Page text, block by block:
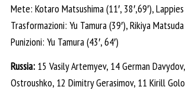
Mete: Kotaro Matsushima (11′, 38′,69′),
Trasformazioni: Yu Tamura (39′), Rikiya Matsuda
Punizioni: Yu Tamura (43′, 64′)
Russia: 15 Vasily Artemyev, 14 German
Ostroushko, 12 Dimitry Gerasimov, 11 Kirill